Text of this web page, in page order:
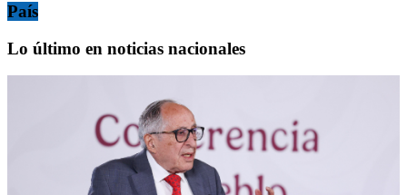
País
Lo último en noticias nacionales